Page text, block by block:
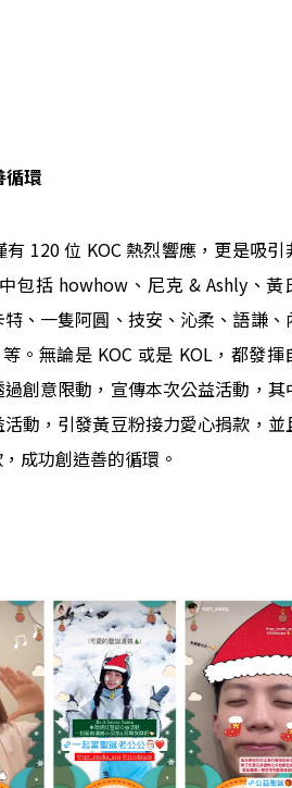
循環
120 位 KOC 熱烈響應，更是吸引
包括 howhow、尼克 & Ashly、黃
、一隻阿圓、技安、沁柔、語謙、
。無論是 KOC 或是 KOL，都發揮
創意限動，宣傳本次公益活動，其
動，引發黃豆粉接力愛心捐款，並
成功創造善的循環。